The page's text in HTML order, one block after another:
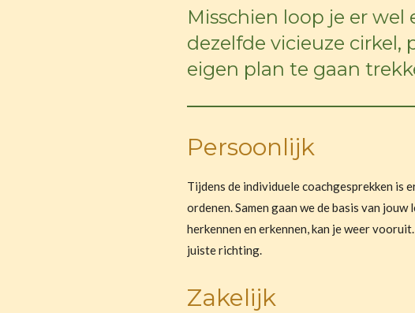
Misschien loop je er
dezelfde vicieuze cirkel,
eigen plan te gaan
Persoonlijk
Tijdens de individuele coachgesprekken is
ordenen. Samen gaan we de basis van
herkennen en erkennen, kan je weer
juiste richting.
Zakelijk